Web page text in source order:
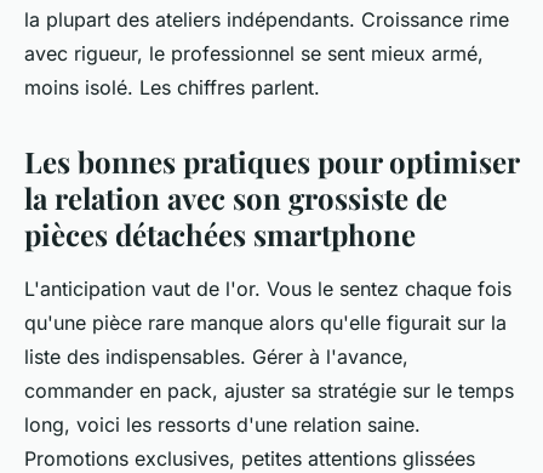
la plupart des ateliers indépendants. Croissance rime
avec rigueur, le professionnel se sent mieux armé,
moins isolé. Les chiffres parlent.
Les bonnes pratiques pour optimiser
la relation avec son grossiste de
pièces détachées smartphone
L'anticipation vaut de l'or. Vous le sentez chaque fois
qu'une pièce rare manque alors qu'elle figurait sur la
liste des indispensables. Gérer à l'avance,
commander en pack, ajuster sa stratégie sur le temps
long, voici les ressorts d'une relation saine.
Promotions exclusives, petites attentions glissées